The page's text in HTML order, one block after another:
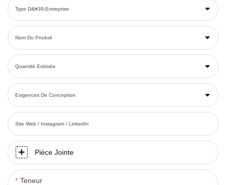
Type D&#39;entreprise
Nom Du Produit
Quantité Estimée
Exigences De Conception
Site Web / Instagram / LinkedIn
Pièce Jointe
Teneur